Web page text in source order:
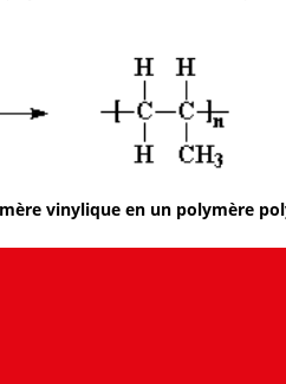
vinylique en un polymère